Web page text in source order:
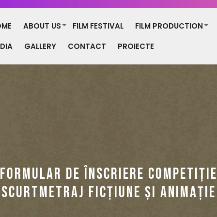
ABOUT US FILM FESTIVAL
FILM PRODUCTION
GALLERY CONTACT PROIECTE
FORMULAR DE ÎNSCRIERE COMPETIȚIE
SCURTMETRAJ FICȚIUNE ȘI ANIMAȚIE